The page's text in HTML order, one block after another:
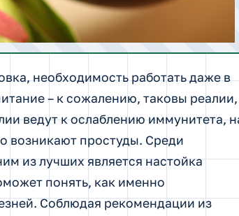
необходимость работать даже в
– к сожалению, таковы реалии,
ведут к ослаблению иммунитета,
возникают простуды. Среди
из лучших является настойка
понять, как именно
Соблюдая рекомендации из